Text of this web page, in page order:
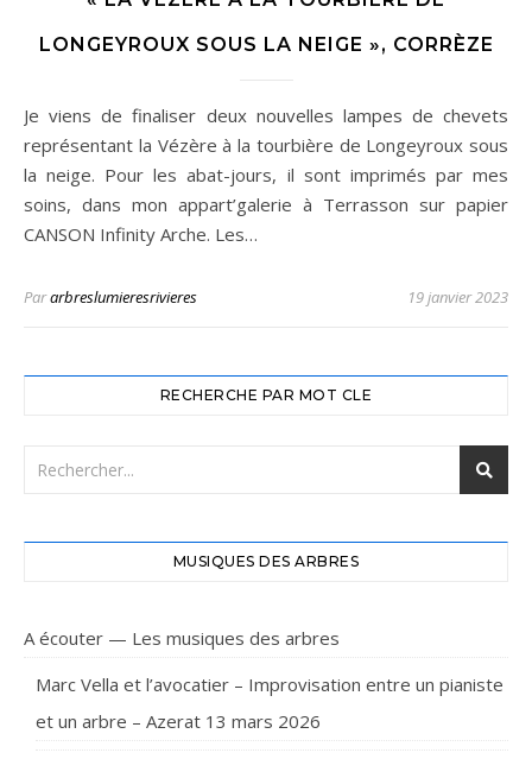
LONGEYROUX SOUS LA NEIGE », CORRÈZE
Je viens de finaliser deux nouvelles lampes de chevets
représentant la Vézère à la tourbière de Longeyroux sous
la neige. Pour les abat-jours, il sont imprimés par mes
soins, dans mon appart’galerie à Terrasson sur papier
CANSON Infinity Arche. Les…
Pararbreslumieresrivieres 19 janvier 2023
RECHERCHE PAR MOT CLE
MUSIQUES DES ARBRES
A écouter — Les musiques des arbres
Marc Vella et l’avocatier – Improvisation entre un pianiste
et un arbre – Azerat 13 mars 2026